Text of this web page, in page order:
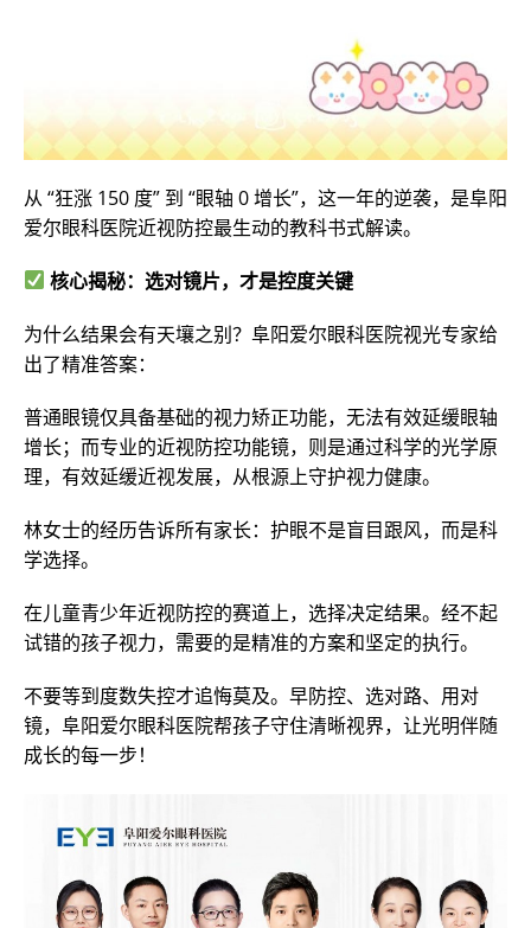
从 “狂涨 150 度” 到 “眼轴 0 增长”，这一年的逆袭，是阜阳
爱尔眼科医院近视防控最生动的教科书式解读。
核心揭秘：选对镜片，才是控度关键
为什么结果会有天壤之别？阜阳爱尔眼科医院视光专家给
出了精准答案：
普通眼镜仅具备基础的视力矫正功能，无法有效延缓眼轴
增长；而专业的近视防控功能镜，则是通过科学的光学原
理，有效延缓近视发展，从根源上守护视力健康。
林女士的经历告诉所有家长：护眼不是盲目跟风，而是科
学选择。
在儿童青少年近视防控的赛道上，选择决定结果。经不起
试错的孩子视力，需要的是精准的方案和坚定的执行。
不要等到度数失控才追悔莫及。早防控、选对路、用对
镜，阜阳爱尔眼科医院帮孩子守住清晰视界，让光明伴随
成长的每一步！